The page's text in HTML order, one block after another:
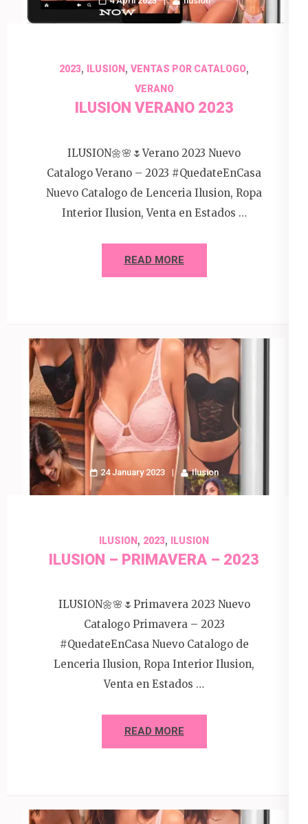
2023, ILUSION , VENTAS POR CATALOGO,
VERANO
ILUSION VERANO 2023
ILUSION🌼🌸🌷Verano 2023 Nuevo
Catalogo Verano – 2023 #QuedateEnCasa
Nuevo Catalogo de Lenceria Ilusion, Ropa
Interior Ilusion, Venta en Estados …
READ MORE
24 January 2023 Ilusion
ILUSION, 2023, ILUSION
ILUSION – PRIMAVERA – 2023
ILUSION🌼🌸🌷Primavera 2023 Nuevo
Catalogo Primavera – 2023
#QuedateEnCasa Nuevo Catalogo de
Lenceria Ilusion, Ropa Interior Ilusion,
Venta en Estados …
READ MORE